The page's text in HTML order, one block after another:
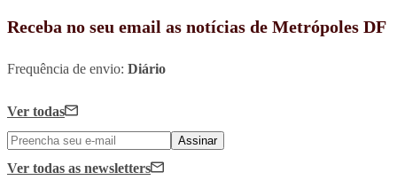
Receba no seu email as notícias de Metrópoles DF
Frequência de envio: Diário
Ver todas
Assinar
Ver todas as newsletters